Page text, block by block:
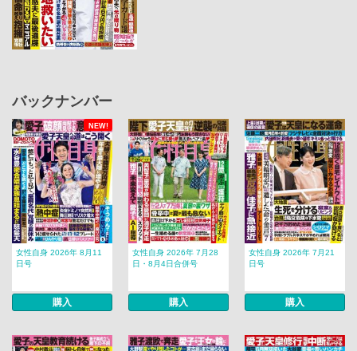
バックナンバー
NEW!
女性自身 2026年 8月11
日号
購入
女性自身 2026年 7月28
日・8月4日合併号
購入
女性自身 2026年 7月21
日号
購入